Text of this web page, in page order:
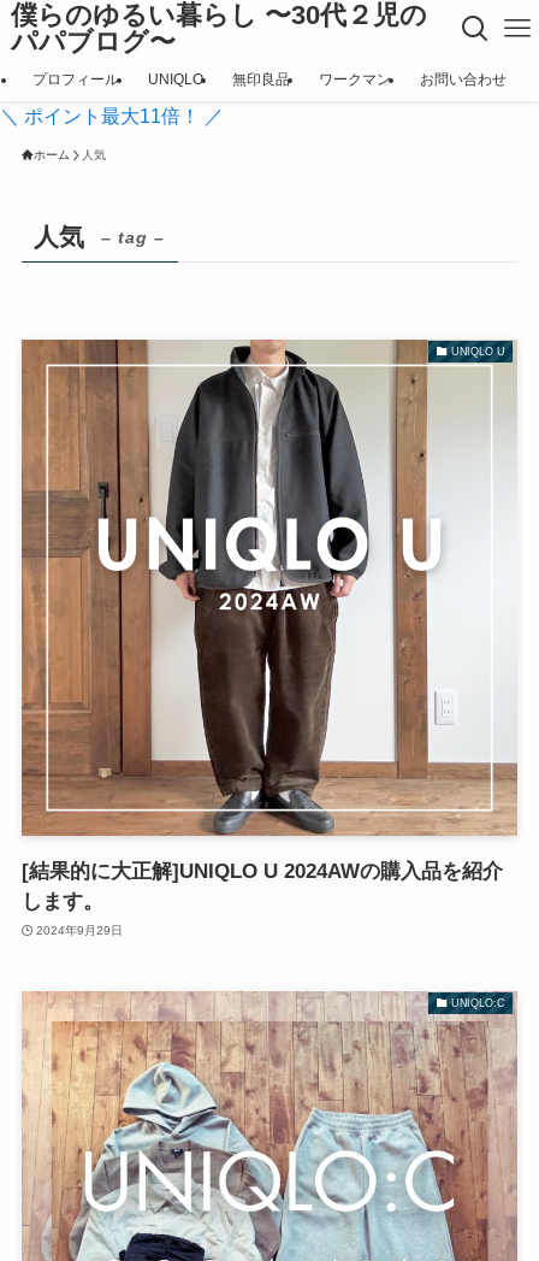
僕らのゆるい暮らし 〜30代２児の
パパブログ〜
プロフィール UNIQLO 無印良品 ワークマン お問い合わせ
＼ ポイント最大11倍！ ／
ホーム 人気
人気 – tag –
UNIQLO U
[結果的に大正解]UNIQLO U 2024AWの購入品を紹介
します。
2024年9月29日
UNIQLO:C